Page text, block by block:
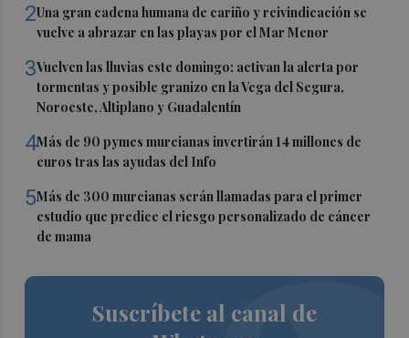
2Una gran cadena humana de cariño y reivindicación se
vuelve a abrazar en las playas por el Mar Menor
3Vuelven las lluvias este domingo: activan la alerta por
tormentas y posible granizo en la Vega del Segura,
Noroeste, Altiplano y Guadalentín
4Más de 90 pymes murcianas invertirán 14 millones de
euros tras las ayudas del Info
5Más de 300 murcianas serán llamadas para el primer
estudio que predice el riesgo personalizado de cáncer
de mama
Suscríbete al canal de